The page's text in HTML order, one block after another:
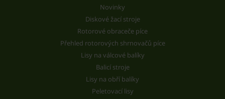
Novinky
Diskové žací stroje
Rotorové obraceče píce
Přehled rotorových shrnovačů píce
Lisy na válcové balíky
Balicí stroje
Lisy na obří balíky
Peletovací lisy